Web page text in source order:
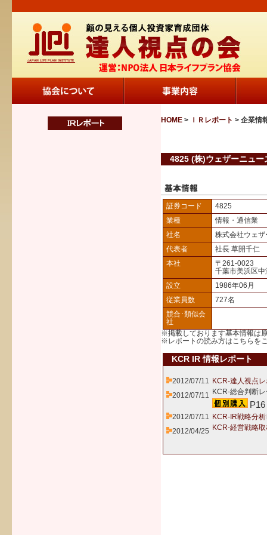
HOME > ＩＲレポート > 企業情
4825 (株)ウェザーニュー
証券コード
4825
業種
情報・通信業
社名
株式会社ウェ
代表者
社長 草開千仁
本社
〒261-0023
千葉市美浜区
設立
1986年06月
従業員数
727名
競合･類似会
社
※掲載しております基本情報は
※レポートの読み方はこちら を
KCR IR 情報レポート
2012/07/11 KCR-達人視点
2012/07/11 KCR-総合判断
2012/07/11 KCR-IR戦略分
2012/04/25 KCR-経営戦略